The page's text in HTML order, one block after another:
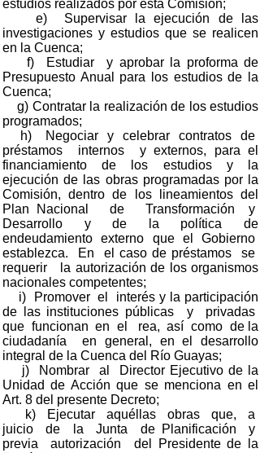
estudios realizados por esta Comisión;
e) Supervisar la ejecución de las
investigaciones y estudios que se realicen
en la Cuenca;
f) Estudiar y aprobar la proforma de
Presupuesto Anual para los estudios de la
Cuenca;
g) Contratar la realización de los estudios
programados;
h) Negociar y celebrar contratos de
préstamos internos y externos, para el
financiamiento de los estudios y la
ejecución de las obras programadas por la
Comisión, dentro de los lineamientos del
Plan Nacional de Transformación y
Desarrollo y de la política de
endeudamiento externo que el Gobierno
establezca. En el caso de préstamos se
requerir la autorización de los organismos
nacionales competentes;
i) Promover el interés y la participación
de las instituciones públicas y privadas
que funcionan en el rea, así como de la
ciudadanía en general, en el desarrollo
integral de la Cuenca del Río Guayas;
j) Nombrar al Director Ejecutivo de la
Unidad de Acción que se menciona en el
Art. 8 del presente Decreto;
k) Ejecutar aquéllas obras que, a
juicio de la Junta de Planificación y
previa autorización del Presidente de la